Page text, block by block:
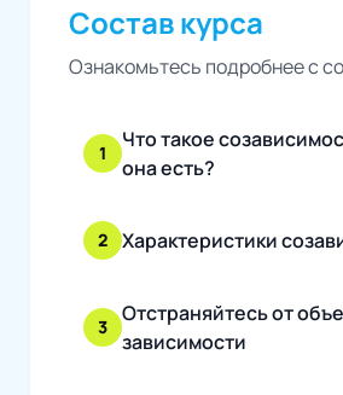
Состав курса
Ознакомьтесь подробнее с
1
Что такое
она есть?
2 Характеристики
3
Отстраняйтесь от
зависимости